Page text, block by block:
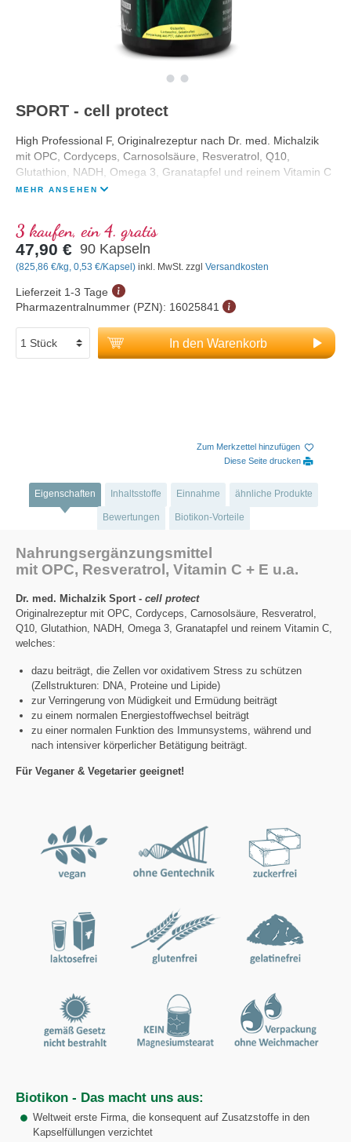
SPORT - cell protect
High Professional F, Originalrezeptur nach Dr. med. Michalzik
mit OPC, Cordyceps, Carnosolsäure, Resveratrol, Q10,
Glutathion, NADH, Omega 3, Granatapfel und reinem Vitamin C
MEHR ANSEHEN
3 kaufen, ein 4. gratis
47,90 € 90 Kapseln
(825,86 €/kg, 0,53 €/Kapsel) inkl. MwSt. zzgl Versandkosten
Lieferzeit 1-3 Tage
Pharmazentralnummer (PZN): 16025841
In den Warenkorb
Zum Merkzettel hinzufügen
Diese Seite drucken
Eigenschaften Inhaltsstoffe Einnahme ähnliche Produkte
Bewertungen Biotikon-Vorteile
Nahrungsergänzungsmittel
mit OPC, Resveratrol, Vitamin C + E u.a.
Dr. med. Michalzik Sport - cell protect
Originalrezeptur mit OPC, Cordyceps, Carnosolsäure, Resveratrol,
Q10, Glutathion, NADH, Omega 3, Granatapfel und reinem Vitamin C,
welches:
dazu beiträgt, die Zellen vor oxidativem Stress zu schützen
(Zellstrukturen: DNA, Proteine und Lipide)
zur Verringerung von Müdigkeit und Ermüdung beiträgt
zu einem normalen Energiestoffwechsel beiträgt
zu einer normalen Funktion des Immunsystems, während und
nach intensiver körperlicher Betätigung beiträgt.
Für Veganer & Vegetarier geeignet!
Biotikon - Das macht uns aus:
Weltweit erste Firma, die konsequent auf Zusatzstoffe in den
Kapselfüllungen verzichtet